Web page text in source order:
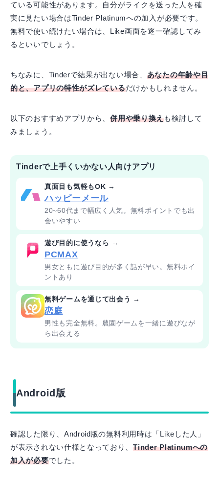
ている可能性があります。自分がライクを送った人を確
実に見たい場合はTinder Platinumへの加入が必要です。
無料で使い続けたい場合は、Like画面を逐一確認してみ
るといいでしょう。
ちなみに、Tinderで結果が出ない場合、 あなたの年齢や目
的と、アプリの特性がズレているだけかもしれません。
以下のおすすめアプリから、併用や乗り換えも検討して
みましょう。
Tinderで上手くいかない人向けアプリ
真面目も気軽もOK →
ハッピーメール
20~60代まで幅広く人気。無料ポイントでも出
会いやすい
遊び目的に使うなら →
PCMAX
男女ともに遊び目的が多く話が早い。無料ポイ
ントあり
無料ゲームを通じて出会う →
恋庭
男性も完全無料。農園ゲームを一緒に遊びなが
ら出会える
Android版
確認した限り、Android版の無料利用時は「Likeした人」
が表示されない仕様となっており、Tinder Platinumへの
加入が必要でした。